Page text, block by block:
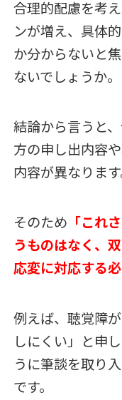
合理的配慮を考
ンが増え、具体
か分からないと
ないでしょうか。
結論から言うと
方の申し出内容
内容が異なります
そのため 「これ
うものはなく、
応変に対応する
例えば、聴覚障
しにくい」と申
うに筆談を取り
です。